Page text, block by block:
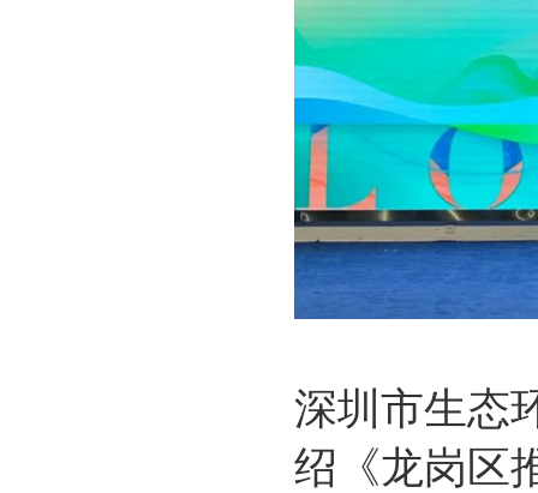
深圳市生态
绍《龙岗区